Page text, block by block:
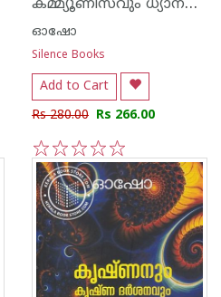
ഓഷോ
Silence Books
Add to Cart
Rs 280.00 Rs 266.00
5
4
3
2
1